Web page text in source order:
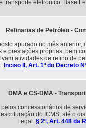
transporte eletrônico. Base
Refinarias de Petróleo -
apurado no mês
e prestações próprias, bem
atividades de refino de
Inciso II, Art. 1º do Decreto
DMA e CS-DMA -
pelos concessionários de
do ICMS, até o
Legal: § 2º, Art. 448 da